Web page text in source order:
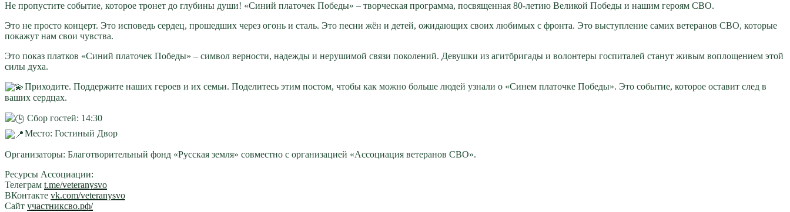
Не пропустите событие, которое тронет до глубины души! «Синий платочек Победы» – творческая программа, посвященная 80-летию Великой Победы и нашим героям СВО.
Это не просто концерт. Это исповедь сердец, прошедших через огонь и сталь. Это песни жён и детей, ожидающих своих любимых с фронта. Это выступление самих ветеранов СВО, которые
покажут нам свои чувства.
Это показ платков «Синий платочек Победы» – символ верности, надежды и нерушимой связи поколений. Девушки из агитбригады и волонтеры госпиталей станут живым воплощением этой
силы духа.
Приходите. Поддержите наших героев и их семьи. Поделитесь этим постом, чтобы как можно больше людей узнали о «Синем платочке Победы». Это событие, которое оставит след в
ваших сердцах.
Сбор гостей: 14:30
Место: Гостиный Двор
Организаторы: Благотворительный фонд «Русская земля» совместно с организацией «Ассоциация ветеранов СВО».
Ресурсы Ассоциации:
Телеграм t.me/veteranysvo
ВКонтакте vk.com/veteranysvo
Сайт участниксво.рф/